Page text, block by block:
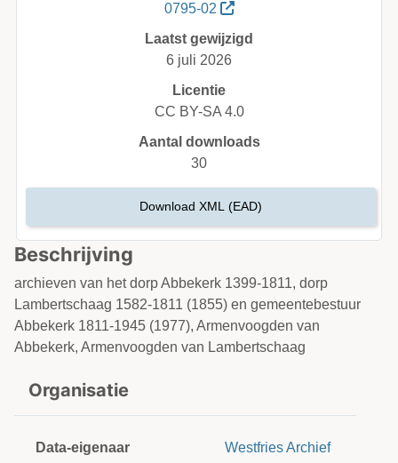
Beschrijving
archieven van het dorp Abbekerk 1399-1811, dorp
Lambertschaag 1582-1811 (1855) en gemeentebestuur
Abbekerk 1811-1945 (1977), Armenvoogden van
Abbekerk, Armenvoogden van Lambertschaag
Organisatie
Data-eigenaar Westfries Archief
0795-02
Laatst gewijzigd
6 juli 2026
Licentie
CC BY-SA 4.0
Aantal downloads
30
Download XML (EAD)